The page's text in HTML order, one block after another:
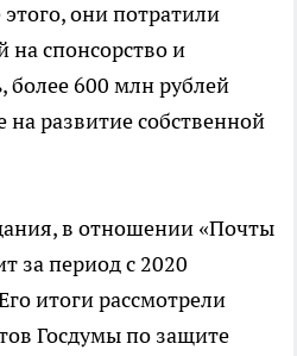
они потратили
на спонсорство и
более 600 млн рублей
на развитие собственной
в отношении «Почты
за период с 2020
итоги рассмотрели
Госдумы по защите